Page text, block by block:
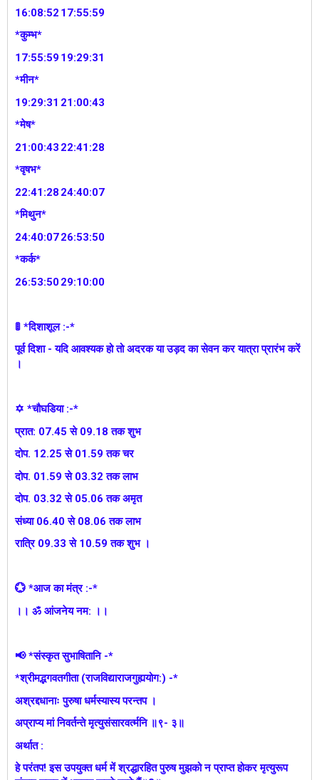
16:08:52 17:55:59
*कुम्भ*
17:55:5919:29:31
*मीन*
19:29:31 21:00:43
*मेष*
21:00:43 22:41:28
*वृषभ*
22:41:28 24:40:07
*मिथुन*
24:40:0726:53:50
*कर्क*
26:53:5029:10:00
🚦 *दिशाशूल :-*
पूर्व दिशा - यदि आवश्यक हो तो अदरक या उड़द का सेवन कर यात्रा प्रारंभ करें
।
✡ *चौघडिया :-*
प्रात: 07.45 से 09.18 तक शुभ
दोप. 12.25 से 01.59 तक चर
दोप. 01.59 से 03.32 तक लाभ
दोप. 03.32 से 05.06 तक अमृत
संध्या 06.40 से 08.06 तक लाभ
रात्रि 09.33 से 10.59 तक शुभ ।
💮 *आज का मंत्र :-*
।। ॐ आंजनेय नम: ।।
📢 *संस्कृत सुभाषितानि -*
*श्रीमद्भगवतगीता (राजविद्याराजगुह्ययोग:) -*
अश्रद्दधानाः पुरुषा धर्मस्यास्य परन्तप ।
अप्राप्य मां निवर्तन्ते मृत्युसंसारवर्त्मनि ॥९- ३॥
अर्थात :
हे परंतप! इस उपयुक्त धर्म में श्रद्धारहित पुरुष मुझको न प्राप्त होकर मृत्युरूप